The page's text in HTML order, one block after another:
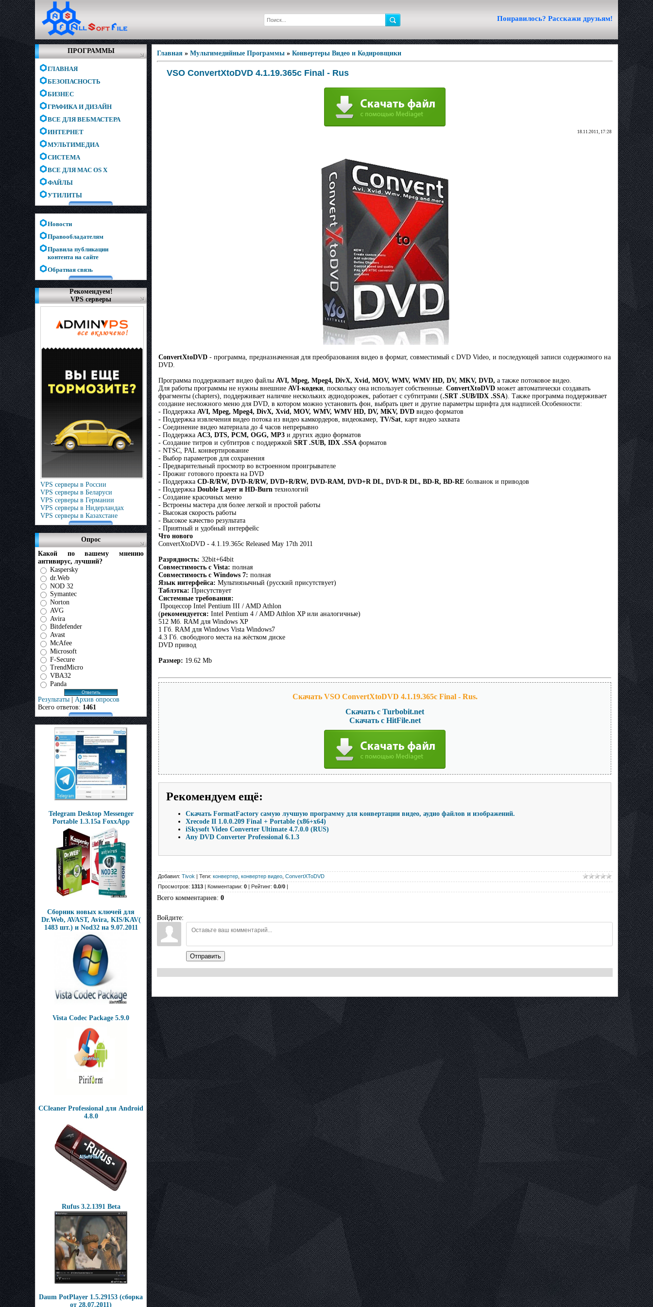
Понравилось? Расскажи друзьям!
ПРОГРАММЫ
ГЛАВНАЯ
БЕЗОПАСНОСТЬ
БИЗНЕС
ГРАФИКА И ДИЗАЙН
ВСЕ ДЛЯ ВЕБМАСТЕРА
ИНТЕРНЕТ
МУЛЬТИМЕДИА
СИСТЕМА
ВСЕ ДЛЯ MAC OS X
ФАЙЛЫ
УТИЛИТЫ
Новости
Правообладателям
Правила публикации
контента на сайте
Обратная связь
Рекомендуем!
VPS серверы
VPS серверы в России
VPS серверы в Беларуси
VPS серверы в Германии
VPS серверы в Нидерландах
VPS серверы в Казахстане
Опрос
Какой по вашему мнению
антивирус, лучший?
Kaspersky
dr.Web
NOD 32
Symantec
Norton
AVG
Avira
Bitdefender
Avast
McAfee
Microsoft
F-Secure
TrendMicro
VBA32
Panda
Результаты | Архив опросов
Всего ответов: 1461
Telegram Desktop Messenger
Portable 1.3.15a FoxxApp
Сборник новых ключей для
Dr.Web, AVAST, Avira, KIS/KAV(
1483 шт.) и Nod32 на 9.07.2011
Vista Codec Package 5.9.0
CCleaner Professional для Android
4.8.0
Rufus 3.2.1391 Beta
Daum PotPlayer 1.5.29153 (сборка
от 28.07.2011)
Главная » Мультимедийные Программы » Конвертеры Видео и Кодировщики
VSO ConvertXtoDVD 4.1.19.365c Final - Rus
18.11.2011, 17:28
ConvertXtoDVD - программа, предназначенная для преобразования видео в формат, совместимый с DVD Video, и последующей записи содержимого на
DVD.
Программа поддерживает видео файлы AVI, Mpeg, Mpeg4, DivX, Xvid, MOV, WMV, WMV HD, DV, MKV, DVD, а также потоковое видео.
Для работы программы не нужны внешние AVI-кодеки , поскольку она использует собственные. ConvertXtoDVD может автоматически создавать
фрагменты (chapters), поддерживает наличие нескольких аудиодорожек, работает с субтитрами (.SRT .SUB/IDX .SSA). Также программа поддерживает
создание несложного меню для DVD, в котором можно установить фон, выбрать цвет и другие параметры шрифта для надписей.Особенности:
- Поддержка AVI, Mpeg, Mpeg4, DivX, Xvid, MOV, WMV, WMV HD, DV, MKV, DVD видео форматов
- Поддержка извлечения видео потока из видео камкордеров, видеокамер, TV/Sat , карт видео захвата
- Соединение видео материала до 4 часов непрерывно
- Поддержка AC3, DTS, PCM, OGG, MP3 и других аудио форматов
- Создание титров и субтитров с поддержкой SRT .SUB, IDX .SSA форматов
- NTSC, PAL конвертирование
- Выбор параметров для сохранения
- Предварительный просмотр во встроенном проигрывателе
- Прожиг готового проекта на DVD
- Поддержка CD-R/RW, DVD-R/RW, DVD+R/RW, DVD-RAM, DVD+R DL, DVD-R DL, BD-R, BD-RE болванок и приводов
- Поддержка Double Layer и HD-Burn технологий
- Создание красочных меню
- Встроены мастера для более легкой и простой работы
- Высокая скорость работы
- Высокое качество результата
- Приятный и удобный интерфейс
Что нового
ConvertXtoDVD - 4.1.19.365c Released May 17th 2011
Разрядность: 32bit+64bit
Совместимость с Vista: полная
Совместимость с Windows 7: полная
Язык интерфейса: Мультиязычный (русский присутствует)
Таблэтка: Присутствует
Системные требования:
Процессор Intel Pentium III / AMD Athlon
(рекомендуется: Intel Pentium 4 / AMD Athlon XP или аналогичные)
512 Мб. RAM для Windows XP
1 Гб. RAM для Windows Vista Windows7
4.3 Гб. свободного места на жёстком диске
DVD привод
Размер: 19.62 Mb
Скачать VSO ConvertXtoDVD 4.1.19.365c Final - Rus.
Скачать с Turbobit.net
Скачать с HitFile.net
Рекомендуем ещё:
Скачать FormatFactory самую лучшую программу для конвертации видео, аудио файлов и изображений.
Xrecode II 1.0.0.209 Final + Portable (x86+x64)
iSkysoft Video Converter Ultimate 4.7.0.0 (RUS)
Any DVD Converter Professional 6.1.3
Добавил: Tivok | Теги: конвертер конвертер видео ConvertXToDVD
Просмотров: 1313 | Комментарии: 0 | Рейтинг: 0.0/0 |
Всего комментариев: 0
Войдите:
Отправить